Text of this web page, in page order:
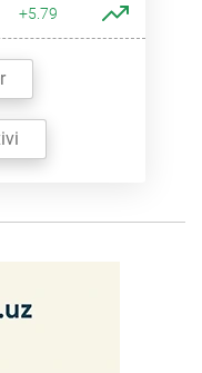
+5.79